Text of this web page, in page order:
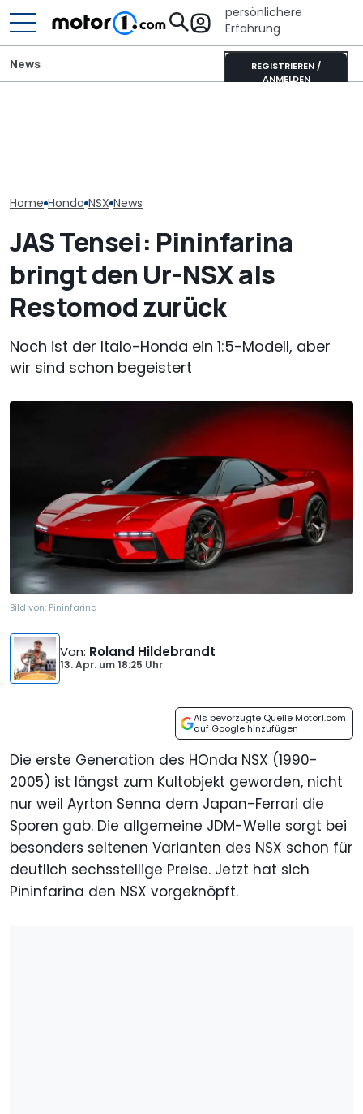
persönlichere
Erfahrung
REGISTRIEREN /
ANMELDEN
News
Home Honda NSX News
JAS Tensei: Pininfarina
bringt den Ur-NSX als
Restomod zurück
Noch ist der Italo-Honda ein 1:5-Modell, aber
wir sind schon begeistert
Bild von: Pininfarina
Von: Roland Hildebrandt
13. Apr. um18:25 Uhr
Als bevorzugte Quelle Motor1.com
auf Google hinzufügen
Die erste Generation des HOnda NSX (1990-
2005) ist längst zum Kultobjekt geworden, nicht
nur weil Ayrton Senna dem Japan-Ferrari die
Sporen gab. Die allgemeine JDM-Welle sorgt bei
besonders seltenen Varianten des NSX schon für
deutlich sechsstellige Preise. Jetzt hat sich
Pininfarina den NSX vorgeknöpft.